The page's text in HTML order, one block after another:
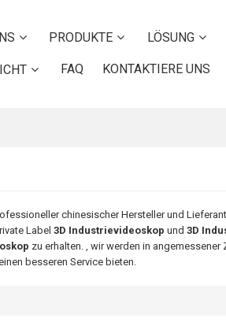
PRODUKTE LÖSUNG
FAQ KONTAKTIERE UNS
chinesischer Hersteller und
Label3D Industrievideoskop und3D
zu erhalten. , wir werden in
besseren Service bieten.